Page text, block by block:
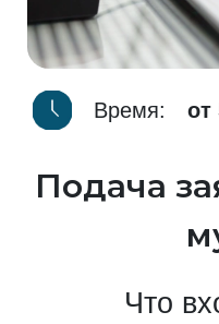
Время: от
Подача
Что